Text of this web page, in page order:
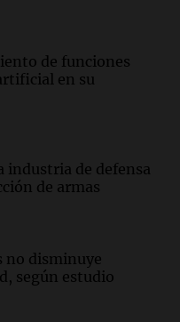
de funciones
en su
industria de defensa
de armas
no disminuye
según estudio